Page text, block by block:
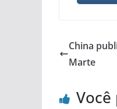
China
Marte